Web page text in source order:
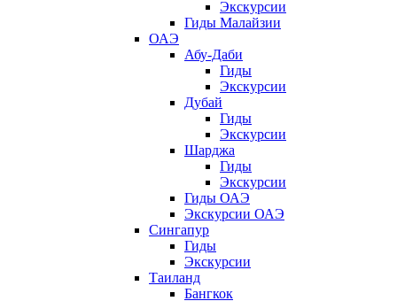
Экскурсии
Гиды Малайзии
ОАЭ
Абу-Даби
Гиды
Экскурсии
Дубай
Гиды
Экскурсии
Шарджа
Гиды
Экскурсии
Гиды ОАЭ
Экскурсии ОАЭ
Сингапур
Гиды
Экскурсии
Таиланд
Бангкок